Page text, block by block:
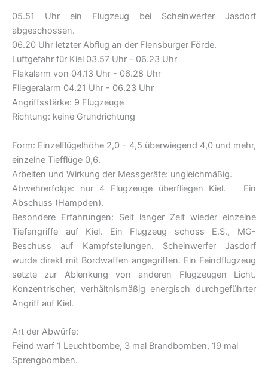
05.51 Uhr ein Flugzeug bei Scheinwerfer Jasdorf
abgeschossen.
06.20 Uhr letzter Abflug an der Flensburger Förde.
Luftgefahr für Kiel 03.57 Uhr - 06.23 Uhr
Flakalarm von 04.13 Uhr - 06.28 Uhr
Fliegeralarm 04.21 Uhr - 06.23 Uhr
Angriffsstärke: 9 Flugzeuge
Richtung: keine Grundrichtung
Form: Einzelflügelhöhe 2,0 - 4,5 überwiegend 4,0 und mehr,
einzelne Tiefflüge 0,6.
Arbeiten und Wirkung der Messgeräte: ungleichmäßig.
Abwehrerfolge: nur 4 Flugzeuge überfliegen Kiel. Ein
Abschuss (Hampden).
Besondere Erfahrungen: Seit langer Zeit wieder einzelne
Tiefangriffe auf Kiel. Ein Flugzeug schoss E.S., MG-
Beschuss auf Kampfstellungen. Scheinwerfer Jasdorf
wurde direkt mit Bordwaffen angegriffen. Ein Feindflugzeug
setzte zur Ablenkung von anderen Flugzeugen Licht.
Konzentrischer, verhältnismäßig energisch durchgeführter
Angriff auf Kiel.
Art der Abwürfe:
Feind warf 1 Leuchtbombe, 3 mal Brandbomben, 19 mal
Sprengbomben.